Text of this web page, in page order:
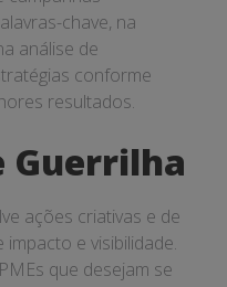
chave, na
análise de
conforme
resultados.
Guerrilha
ações criativas e de
e visibilidade.
que desejam se